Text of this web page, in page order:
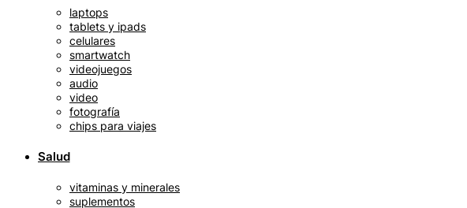
laptops
tablets y ipads
celulares
smartwatch
videojuegos
audio
video
fotografía
chips para viajes
Salud
vitaminas y minerales
suplementos